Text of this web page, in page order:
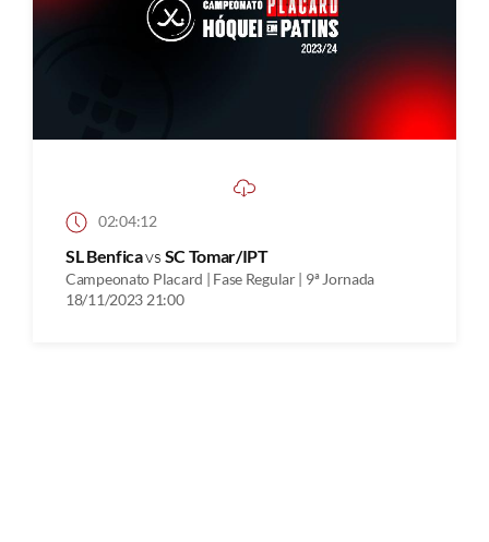
02:04:12
SL Benficavs SC Tomar/IPT
Campeonato Placard | Fase Regular | 9ª Jornada
18/11/2023 21:00